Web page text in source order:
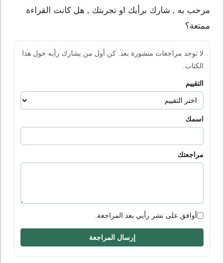
مرحب به , شارك برأيك او تجربتك , هل كانت القراءة
ممتعة؟
لا توجد مراجعات منشورة بعد. كن أول من يشارك رأيه حول هذا
الكتاب.
التقييم
اسمك
مراجعتك
أوافق على نشر رأيي بعد المراجعة.
إرسال المراجعة